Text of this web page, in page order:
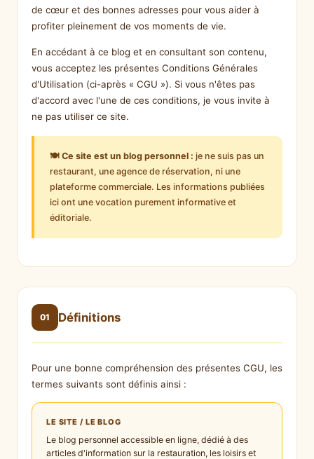
de cœur et des bonnes adresses pour vous aider à
profiter pleinement de vos moments de vie.
En accédant à ce blog et en consultant son contenu,
vous acceptez les présentes Conditions Générales
d'Utilisation (ci-après « CGU »). Si vous n'êtes pas
d'accord avec l'une de ces conditions, je vous invite à
ne pas utiliser ce site.
🍽️ Ce site est un blog personnel : je ne suis pas un
restaurant, une agence de réservation, ni une
plateforme commerciale. Les informations publiées
ici ont une vocation purement informative et
éditoriale.
01 Définitions
Pour une bonne compréhension des présentes CGU, les
termes suivants sont définis ainsi :
LE SITE / LE BLOG
Le blog personnel accessible en ligne, dédié à des
articles d'information sur la restauration, les loisirs et